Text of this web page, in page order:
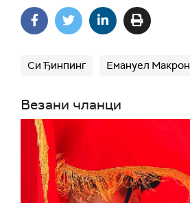
Си Ђинпинг Емануел Макрон
Везани чланци